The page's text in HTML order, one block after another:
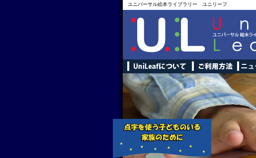
ユニバーサル絵本ライブラリー ユニリーフ